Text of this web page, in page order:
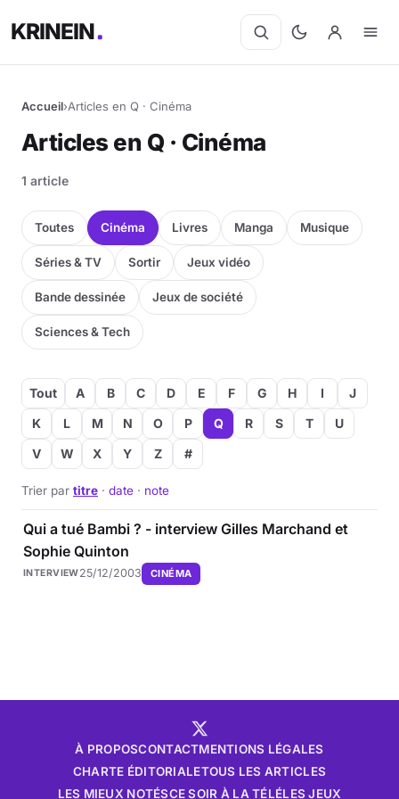
KRINEIN
Cinéma
Séries
Manga
BD
Livres
Jeux vidéo
Jeux de société
Musique
Sciences & Tech
Forum
Accueil›Articles en Q · Cinéma
Articles en Q · Cinéma
1 article
Toutes Cinéma Livres Manga Musique
Séries & TV Sortir Jeux vidéo
Bande dessinée Jeux de société
Sciences & Tech
Tout A B C D E F G H I
J
K
L M N O P Q R S T
U
V
W X Y Z #
Trier par titre · date · note
Qui a tué Bambi ? - interview Gilles Marchand et
Sophie Quinton
INTERVIEW25/12/2003 CINÉMA
À PROPOSCONTACTMENTIONS LÉGALES
CHARTE ÉDITORIALETOUS LES ARTICLES
LES MIEUX NOTÉSCE SOIR À LA TÉLÉLES JEUX